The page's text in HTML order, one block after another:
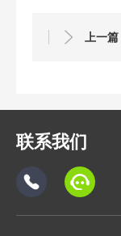
上一篇
联系我们